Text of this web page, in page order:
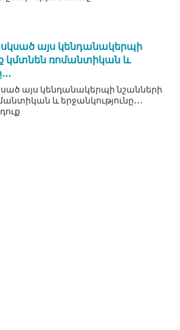
այս կենդանակերպի
կմտնեն ռոմանտիկան և
այս կենդանակերպի նշանների
և երջանկությունը․․․